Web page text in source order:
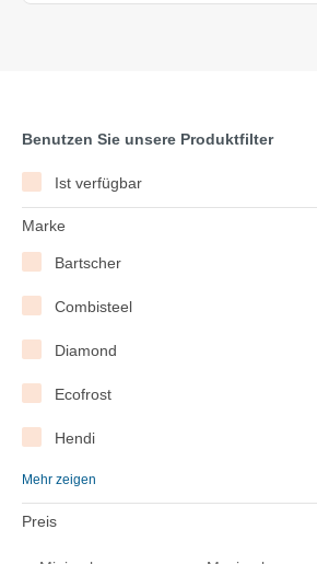
Benutzen Sie unsere Produktfilter
Ist verfügbar
Marke
Bartscher
Combisteel
Diamond
Ecofrost
Hendi
Hoshizaki
Polar
Mehr zeigen
Preis